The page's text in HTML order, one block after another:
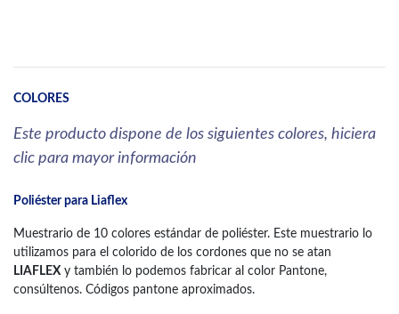
COLORES
Este producto dispone de los siguientes colores, hiciera
clic para mayor información
Poliéster para Liaflex
Muestrario de 10 colores estándar de poliéster. Este muestrario lo
utilizamos para el colorido de los cordones que no se atan
LIAFLEX y también lo podemos fabricar al color Pantone,
consúltenos. Códigos pantone aproximados.